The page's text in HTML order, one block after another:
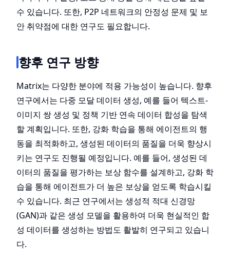
수 있습니다. 또한, P2P 네트워크의 안정성 문제 및 보
안 취약점에 대한 연구도 필요합니다.
향후 연구 방향
Matrix는 다양한 분야에 적용 가능성이 높습니다. 향후
연구에서는 다중 모달 데이터 생성, 예를 들어 텍스트-
이미지 쌍 생성 및 정책 기반 연속 데이터 합성을 탐색
할 계획입니다. 또한, 강화 학습을 통해 에이전트의 행
동을 최적화하고, 생성된 데이터의 품질을 더욱 향상시
키는 연구도 진행될 예정입니다. 예를 들어, 생성된 데
이터의 품질을 평가하는 보상 함수를 설계하고, 강화 학
습을 통해 에이전트가 더 높은 보상을 얻도록 학습시킬
수 있습니다. 최근 연구에서는 생성적 적대 신경망
(GAN)과 같은 생성 모델을 활용하여 더욱 현실적인 합
성 데이터를 생성하는 방법도 활발히 연구되고 있습니
다.